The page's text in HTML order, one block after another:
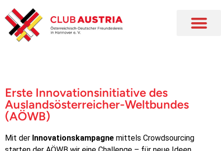
Erste Innovationsinitiative des
Auslandsösterreicher-Weltbundes
(AÖWB)
Mit der Innovationskampagne mittels Crowdsourcing